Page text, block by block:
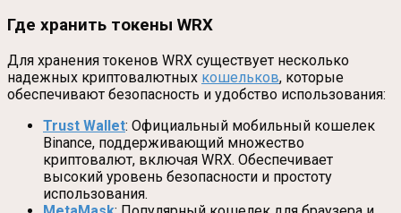
Где хранить токены WRX
Для хранения токенов WRX существует несколько
надежных криптовалютных кошельков, которые
обеспечивают безопасность и удобство использования:
Trust Wallet: Официальный мобильный кошелек
Binance, поддерживающий множество
криптовалют, включая WRX. Обеспечивает
высокий уровень безопасности и простоту
использования.